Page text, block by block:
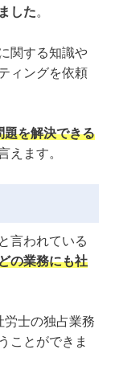
した。
関する知識や
ィングを依頼
題を解決できる
えます。
言われている
の業務にも社
労士の独占業務
ことができま